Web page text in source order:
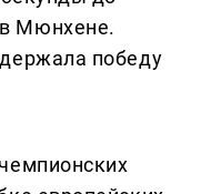
Мюнхене.
победу